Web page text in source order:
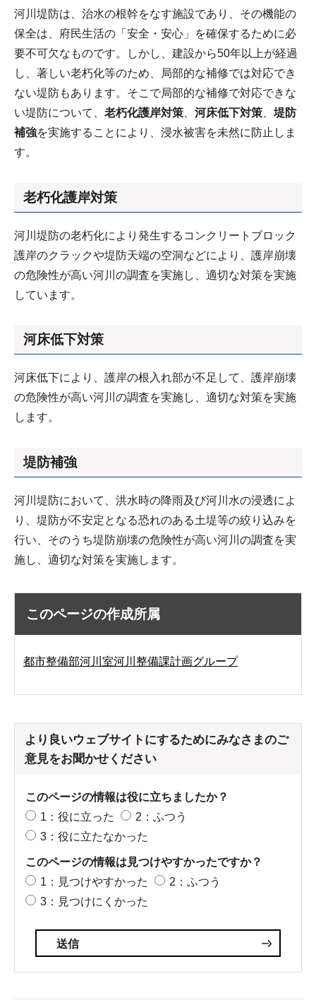
河川堤防は、治水の根幹をなす施設であり、その機能の
保全は、府民生活の「安全・安心」を確保するために必
要不可欠なものです。しかし、建設から50年以上が経過
し、著しい老朽化等のため、局部的な補修では対応でき
ない堤防もあります。そこで局部的な補修で対応できな
い堤防について、 老朽化護岸対策 河床低下対策
堤防
補強を実施することにより、浸水被害を未然に防止しま
す。
老朽化護岸対策
河川堤防の老朽化により発生するコンクリートブロック
護岸のクラックや堤防天端の空洞などにより、護岸崩壊
の危険性が高い河川の調査を実施し、適切な対策を実施
しています。
河床低下対策
河床低下により、護岸の根入れ部が不足して、護岸崩壊
の危険性が高い河川の調査を実施し、適切な対策を実施
します。
堤防補強
河川堤防において、洪水時の降雨及び河川水の浸透によ
り、堤防が不安定となる恐れのある土堤等の絞り込みを
行い、そのうち堤防崩壊の危険性が高い河川の調査を実
施し、適切な対策を実施します。
このページの作成所属
都市整備部河川室河川整備課計画グループ
より良いウェブサイトにするためにみなさまのご
意見をお聞かせください
このページの情報は役に立ちましたか？
1：役に立った
2：ふつう
3：役に立たなかった
このページの情報は見つけやすかったですか？
1：見つけやすかった
2：ふつう
3：見つけにくかった